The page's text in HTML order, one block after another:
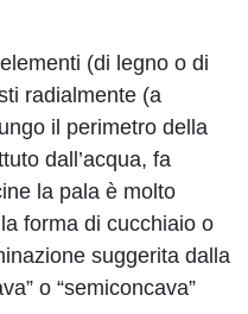
(di legno o di
radialmente (a
il perimetro della
dall’acqua, fa
la pala è molto
forma di cucchiaio o
suggerita dalla
o “semiconcava”